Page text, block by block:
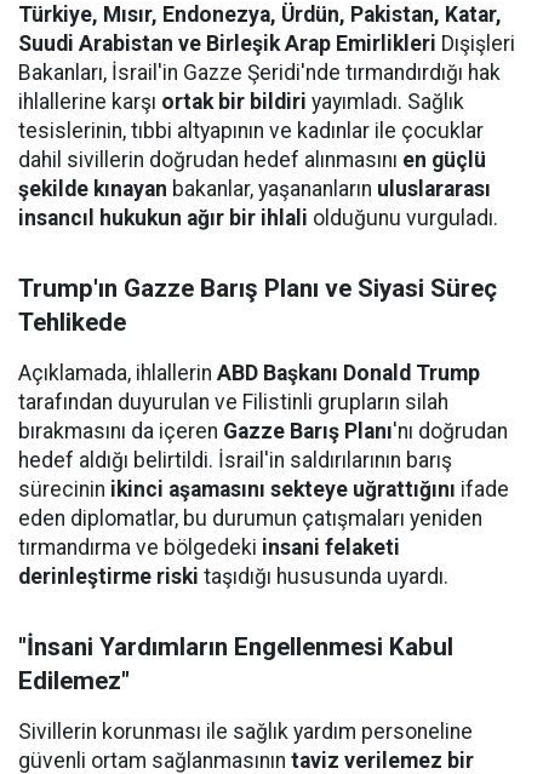
Türkiye, Mısır, Endonezya, Ürdün, Pakistan, Katar,
Suudi Arabistan ve Birleşik Arap Emirlikleri Dışişleri
Bakanları, İsrail'in Gazze Şeridi'nde tırmandırdığı hak
ihlallerine karşı ortak bir bildiri yayımladı. Sağlık
tesislerinin, tıbbi altyapının ve kadınlar ile çocuklar
dahil sivillerin doğrudan hedef alınmasını en güçlü
şekilde kınayan bakanlar, yaşananların uluslararası
insancıl hukukun ağır bir ihlali olduğunu vurguladı.
Trump'ın Gazze Barış Planı ve Siyasi Süreç
Tehlikede
Açıklamada, ihlallerin ABD Başkanı Donald Trump
tarafından duyurulan ve Filistinli grupların silah
bırakmasını da içeren Gazze Barış Planı'nı doğrudan
hedef aldığı belirtildi. İsrail'in saldırılarının barış
sürecinin ikinci aşamasını sekteye uğrattığını ifade
eden diplomatlar, bu durumun çatışmaları yeniden
tırmandırma ve bölgedeki insani felaketi
derinleştirme riski taşıdığı hususunda uyardı.
"İnsani Yardımların Engellenmesi Kabul
Edilemez"
Sivillerin korunması ile sağlık yardım personeline
güvenli ortam sağlanmasının taviz verilemez bir